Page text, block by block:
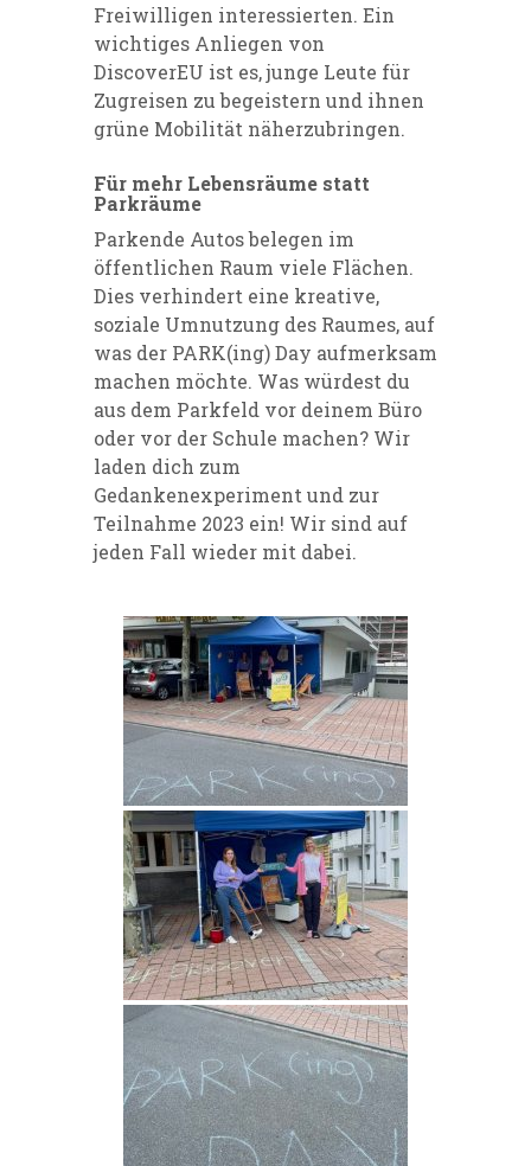
Freiwilligen interessierten. Ein
wichtiges Anliegen von
DiscoverEU ist es, junge Leute für
Zugreisen zu begeistern und ihnen
grüne Mobilität näherzubringen.
Für mehr Lebensräume statt
Parkräume
Parkende Autos belegen im
öffentlichen Raum viele Flächen.
Dies verhindert eine kreative,
soziale Umnutzung des Raumes, auf
was der PARK(ing) Day aufmerksam
machen möchte. Was würdest du
aus dem Parkfeld vor deinem Büro
oder vor der Schule machen? Wir
laden dich zum
Gedankenexperiment und zur
Teilnahme 2023 ein! Wir sind auf
jeden Fall wieder mit dabei.